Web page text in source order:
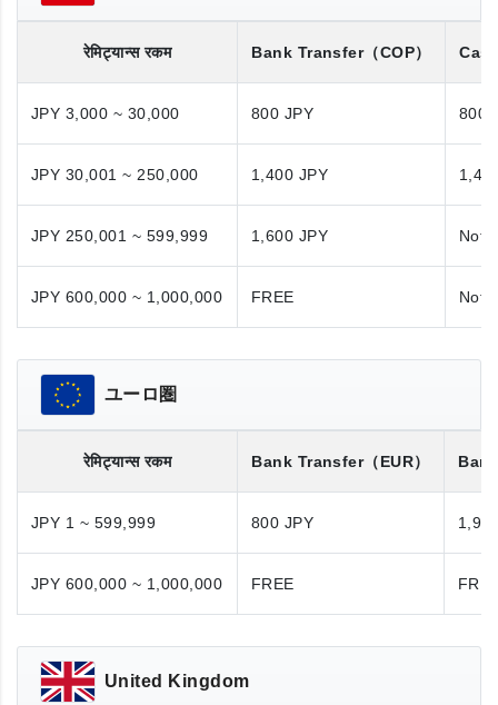
रेमिट्यान्स रकम Bank Transfer（COP）
JPY 3,000 ~ 30,000 800 JPY 800
JPY 30,001 ~ 250,000 1,400 JPY
JPY 250,001 ~ 599,999 1,600 JPY Not
JPY 600,000 ~ 1,000,000 FREE Not
ユーロ圏
रेमिट्यान्स रकम Bank Transfer（EUR）
JPY 1 ~ 599,999 800 JPY
JPY 600,000 ~ 1,000,000 FREE
United Kingdom